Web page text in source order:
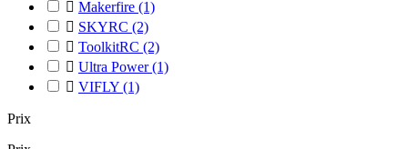
 Makerfire (1)
 SKYRC (2)
 ToolkitRC (2)
 Ultra Power(1)
 VIFLY (1)
Prix